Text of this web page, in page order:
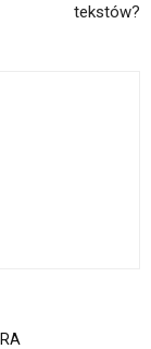
tekstów?